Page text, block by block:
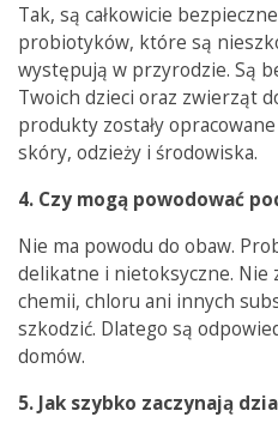
Tak, są całkowicie
probiotyków, które są
występują w przyrodzie. Są
Twoich dzieci oraz zwierząt
produkty zostały
skóry, odzieży i środowiska.
4. Czy mogą powodować
Nie ma powodu do obaw.
delikatne i nietoksyczne. Nie
chemii, chloru ani innych
szkodzić. Dlatego są
domów.
5. Jak szybko zaczynają